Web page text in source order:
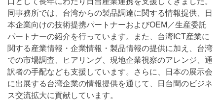
同事務所では、台湾からの製品調達に関する情報提供、日
本企業向けの技術提携パートナーおよびOEM／生産委託
パートナーの紹介を行っています。また、台湾ICT産業に
関する産業情報・企業情報・製品情報の提供に加え、台湾
での市場調査、ヒアリング、現地企業視察のアレンジ、通
訳者の手配なども支援しています。さらに、日本の展示会
に出展する台湾企業の情報提供を通じて、日台間のビジネ
ス交流拡大に貢献しています。